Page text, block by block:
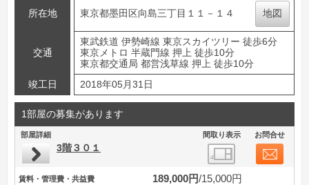
所在地 東京都墨田区向島三丁目１１－１４ 地図
交通
東武鉄道 伊勢崎線 東京スカイツリー 徒歩6分
東京メトロ 半蔵門線 押上 徒歩10分
東京都交通局 都営浅草線 押上 徒歩10分
竣工日
2018年05月31日
1部屋の募集があります
部屋詳細 間取り表示 お問合せ
3階３０１
賃料・管理費・共益費 189,000円 15,000円